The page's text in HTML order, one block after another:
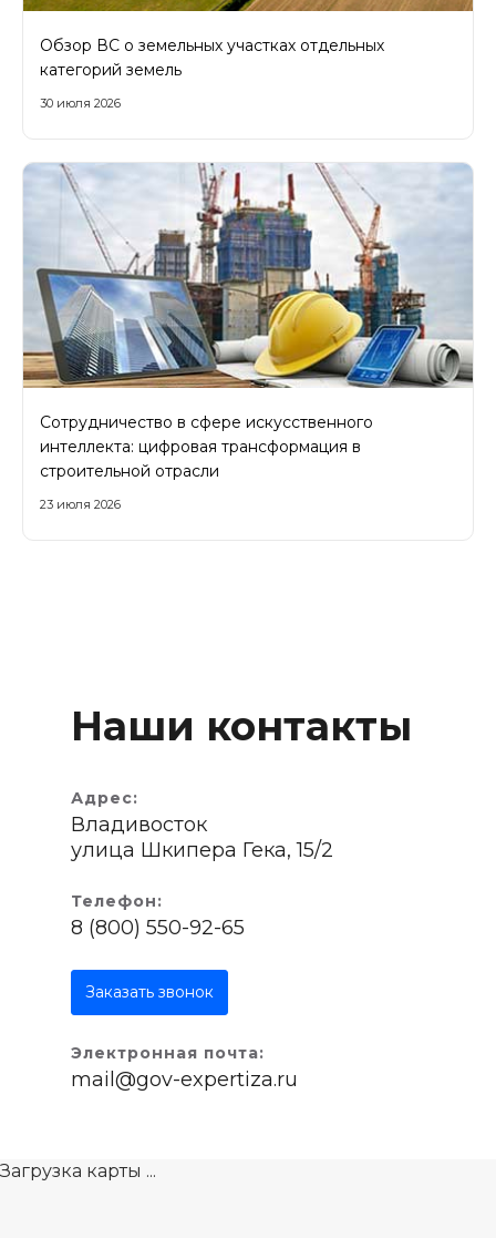
Обзор ВС о земельных участках отдельных
категорий земель
30 июля 2026
Сотрудничество в сфере искусственного
интеллекта: цифровая трансформация в
строительной отрасли
23 июля 2026
Наши контакты
Адрес:
Владивосток
улица Шкипера Гека, 15/2
Телефон:
8 (800) 550-92-65
Заказать звонок
Электронная почта:
mail@gov-expertiza.ru
Загрузка карты ...